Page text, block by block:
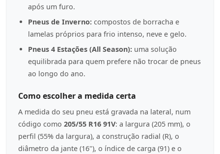
após um furo.
Pneus de Inverno: compostos de borracha e
lamelas próprios para frio intenso, neve e gelo.
Pneus 4 Estações (All Season): uma solução
equilibrada para quem prefere não trocar de pneus
ao longo do ano.
Como escolher a medida certa
A medida do seu pneu está gravada na lateral, num
código como 205/55 R16 91V: a largura (205 mm), o
perfil (55% da largura), a construção radial (R), o
diâmetro da jante (16"), o índice de carga (91) e o